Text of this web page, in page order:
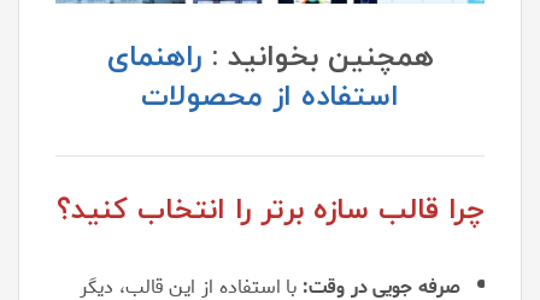
همچنین بخوانید :راهنمای
استفاده از محصولات
چرا قالب سازه برتر را انتخاب کنید؟
صرفه جویی در وقت: با استفاده از این قالب، دیگر